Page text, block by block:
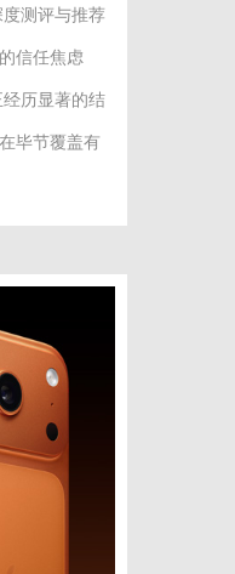
测评与推荐
信任焦虑
历显著的结
毕节覆盖有